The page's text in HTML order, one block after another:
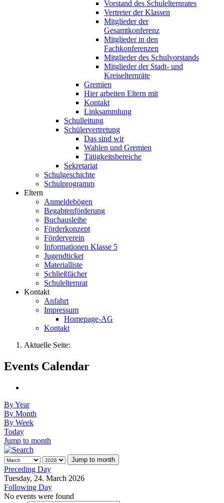
Vorstand des Schulelternrates
Vertreter der Klassen
Mitglieder der
Gesamtkonferenz
Mitglieder in den
Fachkonferenzen
Mitglieder des Schulvorstands
Mitglieder der Stadt- und
Kreiselternräte
Gremien
Hier arbeiten Eltern mit
Kontakt
Linksammlung
Schulleitung
Schülervertretung
Das sind wir
Wahlen und Gremien
Tätigkeitsbereiche
Sekretariat
Schulgeschichte
Schulprogramm
Eltern
Anmeldebögen
Begabtenförderung
Buchausleihe
Förderkonzept
Förderverein
Informationen Klasse 5
Jugendticket
Materialliste
Schließfächer
Schulelternrat
Kontakt
Anfahrt
Impressum
Homepage-AG
Kontakt
Aktuelle Seite:
Events Calendar
By Year
By Month
By Week
Today
Jump to month
Jump to month
Preceding Day
Tuesday, 24. March 2026
Following Day
No events were found